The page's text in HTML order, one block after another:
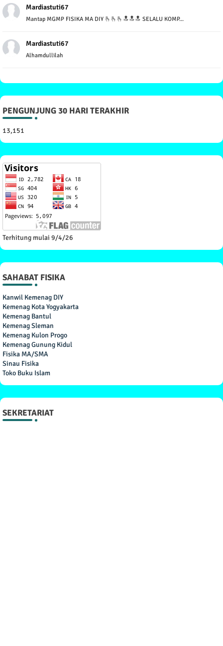
Mardiastuti67
Mantap MGMP FISIKA MA DIY 🫰🫰🫰🔝🔝🔝 SELALU KOMP...
Mardiastuti67
Alhamdullilah
PENGUNJUNG 30 HARI TERAKHIR
13,151
Terhitung mulai 9/4/26
SAHABAT FISIKA
Kanwil Kemenag DIY
Kemenag Kota Yogyakarta
Kemenag Bantul
Kemenag Sleman
Kemenag Kulon Progo
Kemenag Gunung Kidul
Fisika MA/SMA
Sinau Fisika
Toko Buku Islam
SEKRETARIAT